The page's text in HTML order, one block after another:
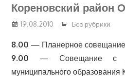
Кореновский район
19.08.2010 Без рубрики
8.00 — Планерное совещание
9.00 — Совещание с
муниципального образования